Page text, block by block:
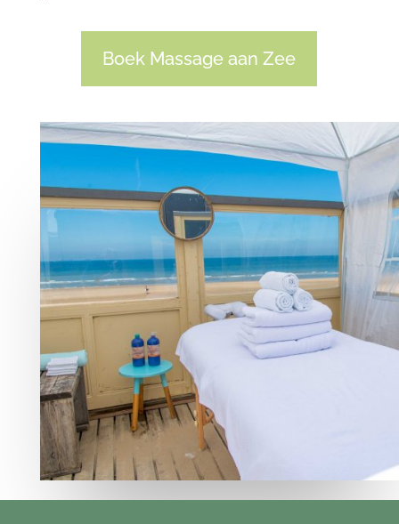
Boek Massage aan Zee